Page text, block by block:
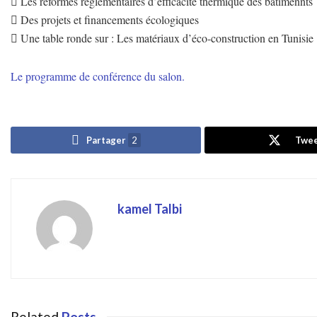
 Des projets et financements écologiques
 Une table ronde sur : Les matériaux d’éco-construction en Tunisie
Le programme de conférence du salon.
Partager 2
kamel Talbi